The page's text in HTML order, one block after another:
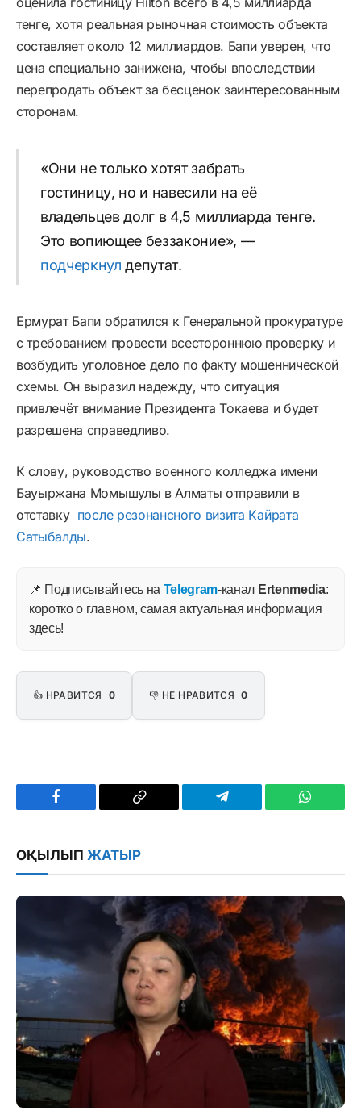
тенге, хотя реальная рыночная стоимость объекта
составляет около 12 миллиардов. Бапи уверен, что
цена специально занижена, чтобы впоследствии
перепродать объект за бесценок заинтересованным
сторонам.
«Они не только хотят забрать
гостиницу, но и навесили на её
владельцев долг в 4,5 миллиарда тенге.
Это вопиющее беззаконие», —
подчеркнул депутат.
Ермурат Бапи обратился к Генеральной прокуратуре
с требованием провести всестороннюю проверку и
возбудить уголовное дело по факту мошеннической
схемы. Он выразил надежду, что ситуация
привлечёт внимание Президента Токаева и будет
разрешена справедливо.
К слову, руководство военного колледжа имени
Бауыржана Момышулы в Алматы отправили в
отставку после резонансного визита Кайрата
Сатыбалды.
📌 Подписывайтесь на Telegram-канал Ertenmedia:
коротко о главном, самая актуальная информация
здесь!
👍 НРАВИТСЯ 0 👎 НЕ НРАВИТСЯ 0
Facebook
Copy
Telegram
ОҚЫЛЫП ЖАТЫР